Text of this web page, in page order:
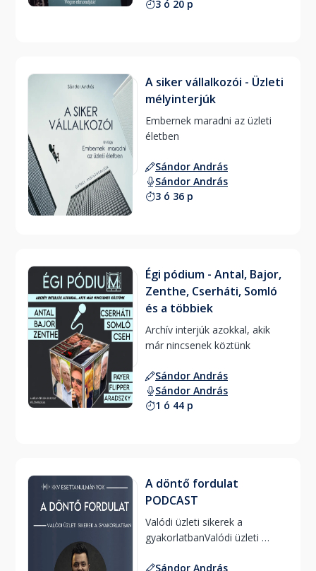
3 ó 20 p
A siker vállalkozói - Üzleti
mélyinterjúk
Embernek maradni az üzleti
Sándor András
Sándor András
3 ó 36 p
Égi pódium - Antal, Bajor,
Zenthe, Cserháti, Somló
és a többiek
Archív interjúk azokkal, akik
Sándor András
Sándor András
1 ó 44 p
A döntő fordulat
PODCAST
Valódi üzleti sikerek a
gyakorlatbanValódi üzleti
Sándor András